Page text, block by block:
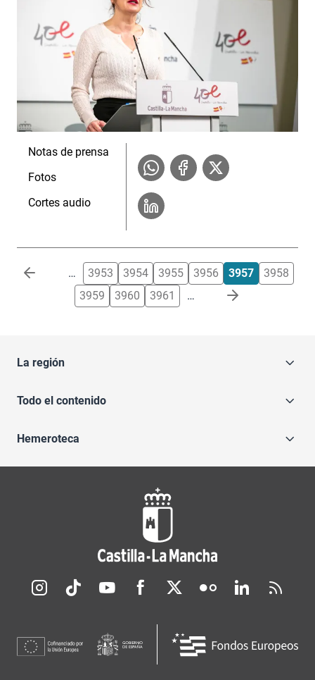
Notas de prensa
Fotos
Cortes audio
Paginación … 3953 3954 3955 3956 3957
3958
3959
3960 3961 …
La región
Todo el contenido
Hemeroteca
Redes sociales JCCM